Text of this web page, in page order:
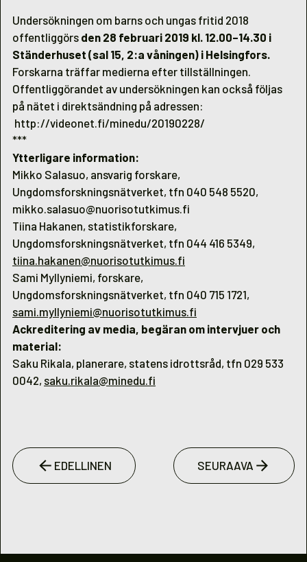
Undersökningen om barns och ungas fritid 2018
offentliggörs den 28 februari 2019 kl. 12.00–14.30 i
Ständerhuset (sal 15, 2:a våningen) i Helsingfors.
Forskarna träffar medierna efter tillställningen.
Offentliggörandet av undersökningen kan också följas
på nätet i direktsändning på adressen:
http://videonet.fi/minedu/20190228/
***
Ytterligare information:
Mikko Salasuo, ansvarig forskare,
Ungdomsforskningsnätverket, tfn 040 548 5520,
mikko.salasuo@nuorisotutkimus.fi
Tiina Hakanen, statistikforskare,
Ungdomsforskningsnätverket, tfn 044 416 5349,
tiina.hakanen@nuorisotutkimus.fi
Sami Myllyniemi, forskare,
Ungdomsforskningsnätverket, tfn 040 715 1721,
sami.myllyniemi@nuorisotutkimus.fi
Ackreditering av media, begäran om intervjuer och
material:
Saku Rikala, planerare, statens idrottsråd, tfn 029 533
0042, saku.rikala@minedu.fi
EDELLINEN SEURAAVA